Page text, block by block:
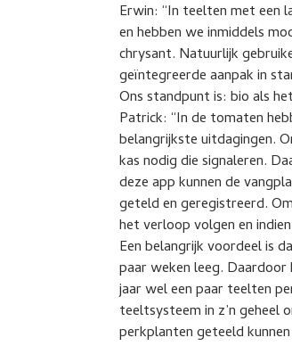
Erwin: “In teelten met een
en hebben we inmiddels
chrysant. Natuurlijk
geïntegreerde aanpak in
Ons standpunt is: bio als
Patrick: “In de tomaten
belangrijkste uitdagingen.
kas nodig die signaleren.
deze app kunnen de
geteld en geregistreerd.
het verloop volgen en
Een belangrijk voordeel is
paar weken leeg.
jaar wel een paar teelten
teeltsysteem in z’n geheel
perkplanten geteeld